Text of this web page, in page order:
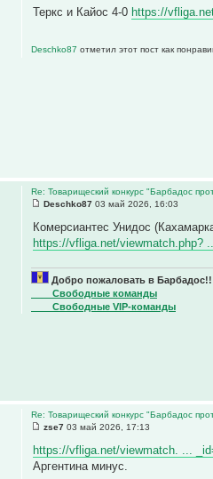
Теркс и Кайос 4-0 https://
Deschko87 отметил этот пост как
Re: Товарищеский конкурс "Барбадос
Deschko87 03 май 2026, 16:03
Комерсиантес Унидос
https://vfliga.net/viewmatch.php?
Добро пожаловать в
____Свободные команды
____Свободные VIP-команды
Re: Товарищеский конкурс "Барбадос
zse7 03 май 2026, 17:13
https://vfliga.net/viewmatch. ...
Аргентина минус.